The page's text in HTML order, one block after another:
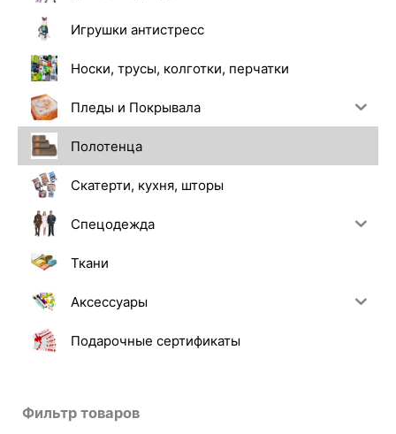
Игрушки антистресс
Носки, трусы, колготки, перчатки
Пледы и Покрывала
Полотенца
Скатерти, кухня, шторы
Спецодежда
Ткани
Аксессуары
Подарочные сертификаты
Фильтр товаров